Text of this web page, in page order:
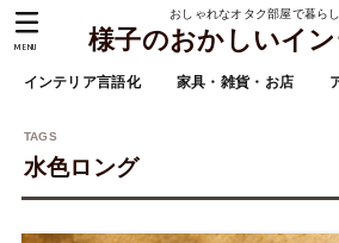
おしゃれなオタク部屋で暮ら
様子のおかしいイ
インテリア言語化 家具・雑貨・お店
MENU
水色ロング